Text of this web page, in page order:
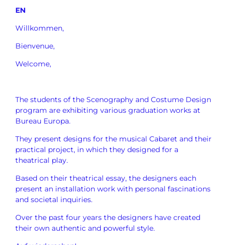
EN
Willkommen,
Bienvenue,
Welcome,
The students of the Scenography and Costume Design
program are exhibiting various graduation works at
Bureau Europa.
They present designs for the musical Cabaret and their
practical project, in which they designed for a
theatrical play.
Based on their theatrical essay, the designers each
present an installation work with personal fascinations
and societal inquiries.
Over the past four years the designers have created
their own authentic and powerful style.